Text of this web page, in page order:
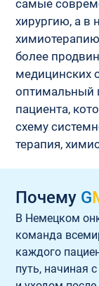
самые
хирургию, а в
более
медицинских
оптимальный
пациента,
схему
терапия,
Почему G
В Немецком
команда
каждого
путь, начиная